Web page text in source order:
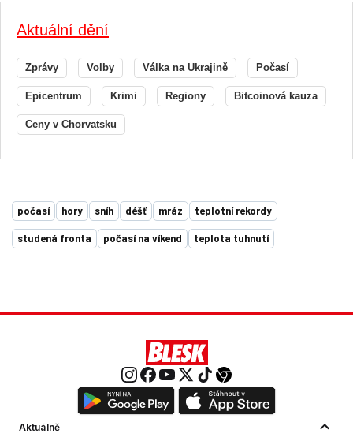
Aktuální dění
Zprávy Volby Válka na Ukrajině Počasí
Epicentrum Krimi Regiony Bitcoinová kauza
Ceny v Chorvatsku
počasí hory sníh déšť mráz teplotní rekordy
studená fronta počasí na víkend teplota tuhnutí
Aktuálně